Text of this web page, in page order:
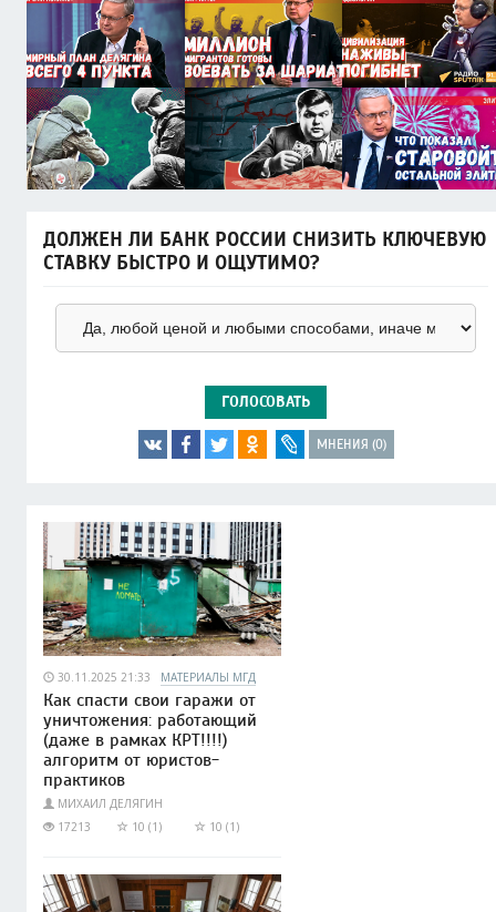
ДОЛЖЕН ЛИ БАНК РОССИИ СНИЗИТЬ КЛЮЧЕВУЮ
СТАВКУ БЫСТРО И ОЩУТИМО?
ГОЛОСОВАТЬ
МНЕНИЯ (0)
30.11.2025 21:33 МАТЕРИАЛЫ МГД
Как спасти свои гаражи от
уничтожения: работающий
(даже в рамках КРТ!!!!)
алгоритм от юристов-
практиков
МИХАИЛ ДЕЛЯГИН
17213
10 (1) 10 (1)